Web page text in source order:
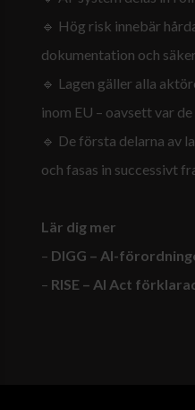
🔹 Hög risk innebär
dokumentation och
🔹 Lagen gäller alla
inom EU – oavsett var
🔹 De första delarna av
och fasas in successivt
Lär dig mer
– DIGG – AI-
– RISE – AI Act